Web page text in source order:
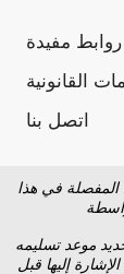
روابط مفيدة
القانونية
اتصل بنا
المفصلة في هذا
موعد تسليمه
إليها قبل